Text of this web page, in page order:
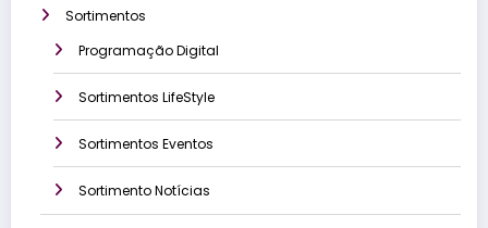
Sortimentos
Programação Digital
Sortimentos LifeStyle
Sortimentos Eventos
Sortimento Notícias